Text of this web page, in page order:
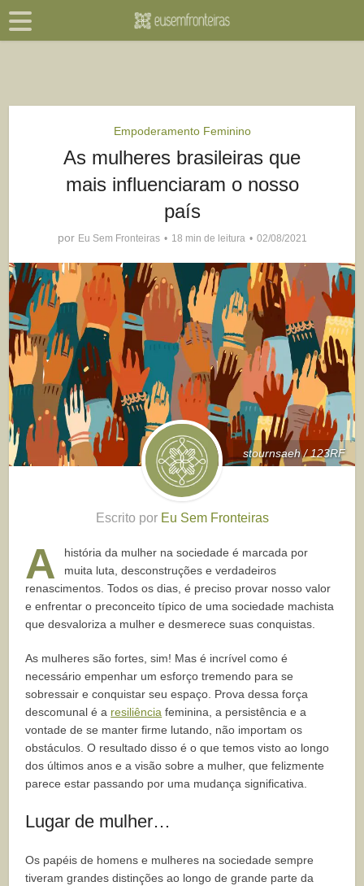
Empoderamento Feminino
As mulheres brasileiras que
mais influenciaram o nosso
país
por Eu Sem Fronteiras 18 min de leitura 02/08/2021
stournsaeh / 123RF
Escrito por Eu Sem Fronteiras
A
história da mulher na sociedade é marcada por
muita luta, desconstruções e verdadeiros
renascimentos. Todos os dias, é preciso provar nosso valor
e enfrentar o preconceito típico de uma sociedade machista
que desvaloriza a mulher e desmerece suas conquistas.
As mulheres são fortes, sim! Mas é incrível como é
necessário empenhar um esforço tremendo para se
sobressair e conquistar seu espaço. Prova dessa força
descomunal é a resiliência feminina, a persistência e a
vontade de se manter firme lutando, não importam os
obstáculos. O resultado disso é o que temos visto ao longo
dos últimos anos e a visão sobre a mulher, que felizmente
parece estar passando por uma mudança significativa.
Lugar de mulher…
Os papéis de homens e mulheres na sociedade sempre
tiveram grandes distinções ao longo de grande parte da